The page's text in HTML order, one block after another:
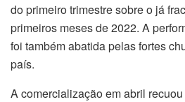
do primeiro trimestre sobre o já
primeiros meses de 2022. A
foi também abatida pelas fortes
país.
A comercialização em abril